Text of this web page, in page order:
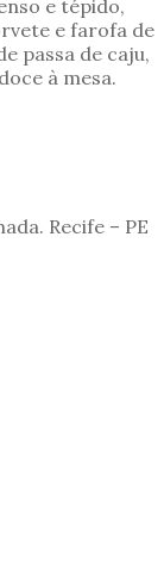
e tépido,
e farofa de
passa de caju,
à mesa.
Recife – PE